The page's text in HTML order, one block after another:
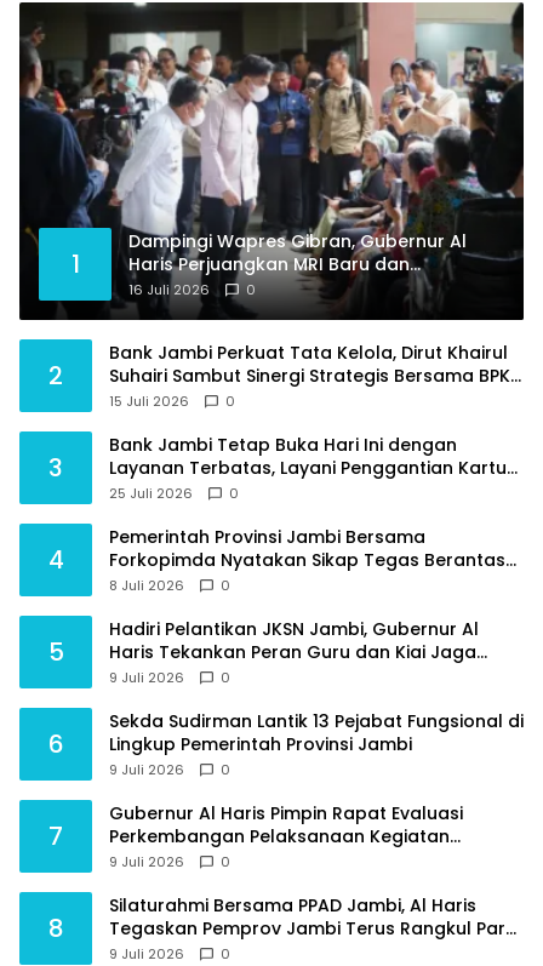
1
Dampingi Wapres Gibran, Gubernur Al
Haris Perjuangkan MRI Baru dan
Tambahan Dokter Spesialis untuk RSUD
Raden Mattaher
16 Juli 2026 0
2
Bank Jambi Perkuat Tata Kelola, Dirut Khairul
Suhairi Sambut Sinergi Strategis Bersama BPKP
Jambi
15 Juli 2026 0
3
Bank Jambi Tetap Buka Hari Ini dengan
Layanan Terbatas, Layani Penggantian Kartu
ATM dan Perubahan PIN
25 Juli 2026 0
4
Pemerintah Provinsi Jambi Bersama
Forkopimda Nyatakan Sikap Tegas Berantas
Geng Motor
8 Juli 2026 0
5
Hadiri Pelantikan JKSN Jambi, Gubernur Al
Haris Tekankan Peran Guru dan Kiai Jaga
Moral Generasi Bangsa
9 Juli 2026 0
6
Sekda Sudirman Lantik 13 Pejabat Fungsional di
Lingkup Pemerintah Provinsi Jambi
9 Juli 2026 0
7
Gubernur Al Haris Pimpin Rapat Evaluasi
Perkembangan Pelaksanaan Kegiatan
Pembangunan Triwulan II TA 2026
9 Juli 2026 0
8
Silaturahmi Bersama PPAD Jambi, Al Haris
Tegaskan Pemprov Jambi Terus Rangkul Para
Purnawirawan
9 Juli 2026 0